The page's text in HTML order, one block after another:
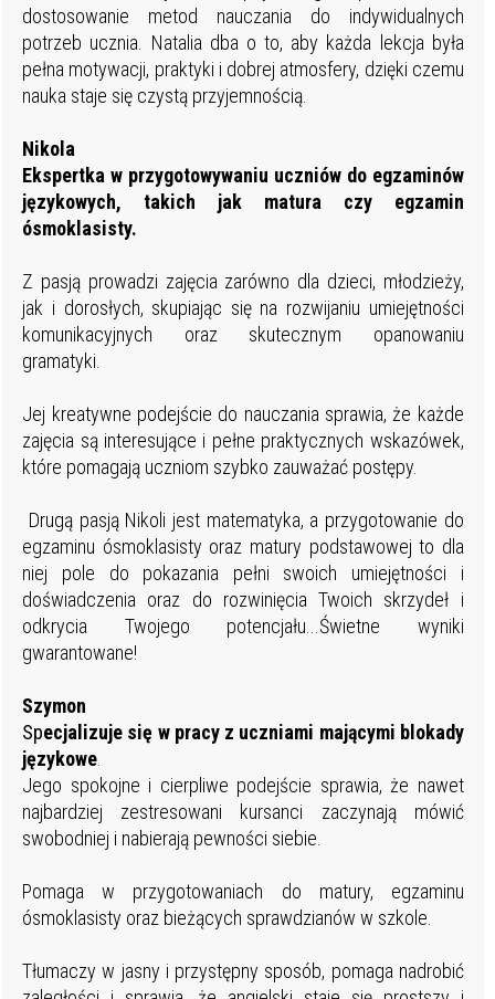
dostosowanie metod nauczania do indywidualnych
potrzeb ucznia. Natalia dba o to, aby każda lekcja była
pełna motywacji, praktyki i dobrej atmosfery, dzięki czemu
nauka staje się czystą przyjemnością.
Nikola
Ekspertka w przygotowywaniu uczniów do egzaminów
językowych, takich jak matura czy egzamin
ósmoklasisty.
Z pasją prowadzi zajęcia zarówno dla dzieci, młodzieży,
jak i dorosłych, skupiając się na rozwijaniu umiejętności
komunikacyjnych oraz skutecznym opanowaniu
gramatyki.
Jej kreatywne podejście do nauczania sprawia, że każde
zajęcia są interesujące i pełne praktycznych wskazówek,
które pomagają uczniom szybko zauważać postępy.
Drugą pasją Nikoli jest matematyka, a przygotowanie do
egzaminu ósmoklasisty oraz matury podstawowej to dla
niej pole do pokazania pełni swoich umiejętności i
doświadczenia oraz do rozwinięcia Twoich skrzydeł i
odkrycia Twojego potencjału...Świetne wyniki
gwarantowane!
Szymon
Specjalizuje się w pracy z uczniami mającymi blokady
językowe.
Jego spokojne i cierpliwe podejście sprawia, że nawet
najbardziej zestresowani kursanci zaczynają mówić
swobodniej i nabierają pewności siebie.
Pomaga w przygotowaniach do matury, egzaminu
ósmoklasisty oraz bieżących sprawdzianów w szkole.
Tłumaczy w jasny i przystępny sposób, pomaga nadrobić